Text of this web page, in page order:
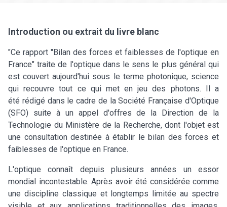
Introduction ou extrait du livre blanc
"Ce rapport "Bilan des forces et faiblesses de l'optique en
France" traite de l'optique dans le sens le plus général qui
est couvert aujourd'hui sous le terme photonique, science
qui recouvre tout ce qui met en jeu des photons. Il a
été rédigé dans le cadre de la Société Française d'Optique
(SFO) suite à un appel d'offres de la Direction de la
Technologie du Ministère de la Recherche, dont l'objet est
une consultation destinée à établir le bilan des forces et
faiblesses de l'optique en France.
L'optique connaît depuis plusieurs années un essor
mondial incontestable. Après avoir été considérée comme
une discipline classique et longtemps limitée au spectre